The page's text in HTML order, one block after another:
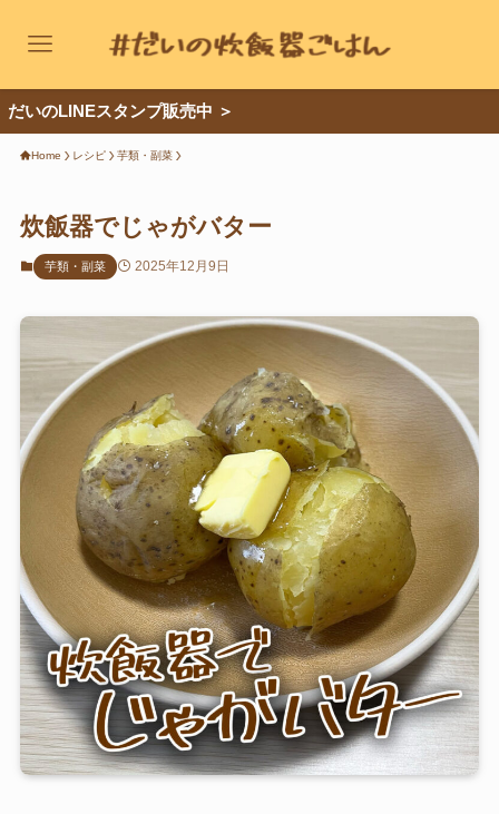
レシピカテゴリー
パスタ・グラタン
肉のおかず
卵のおかず
お菓子
麺類
パン
魚のおかず
芋類・副菜
シチュー・汁物
粉もの
記事カテゴリー
特集
ブログ
LINEスタンプ販売中 ＞
Home レシピ 芋類・副菜
炊飯器でじゃがバター
芋類・副菜 2025年12月9日